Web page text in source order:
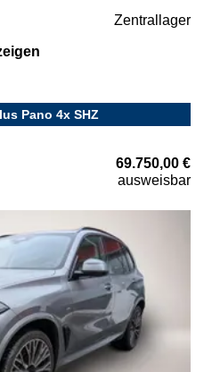
Zentrallager
Pano 4x SHZ
69.750,00 €
ausweisbar